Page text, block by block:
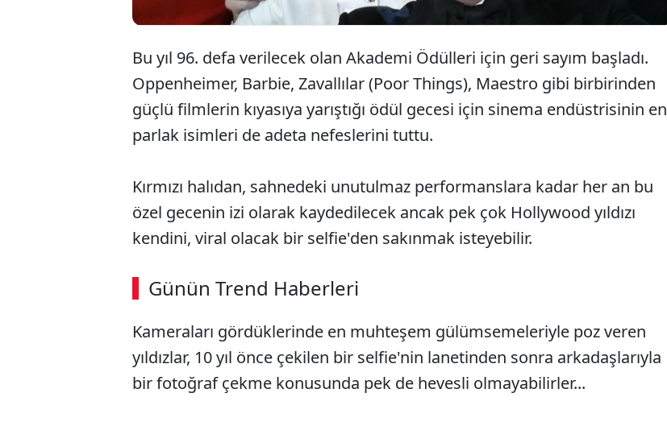
Bu yıl 96. defa verilecek olan Akademi Ödülleri için geri sayım başladı.
Oppenheimer, Barbie, Zavallılar (Poor Things), Maestro gibi birbirinden
güçlü filmlerin kıyasıya yarıştığı ödül gecesi için sinema endüstrisinin en
parlak isimleri de adeta nefeslerini tuttu.
Kırmızı halıdan, sahnedeki unutulmaz performanslara kadar her an bu
özel gecenin izi olarak kaydedilecek ancak pek çok Hollywood yıldızı
kendini, viral olacak bir selfie'den sakınmak isteyebilir.
Günün Trend Haberleri
Kameraları gördüklerinde en muhteşem gülümsemeleriyle poz veren
yıldızlar, 10 yıl önce çekilen bir selfie'nin lanetinden sonra arkadaşlarıyla
bir fotoğraf çekme konusunda pek de hevesli olmayabilirler...